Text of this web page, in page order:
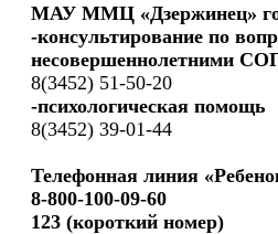
МАУ ММЦ «Дзержинец»
-консультирование по
несовершеннолетними
8(3452) 51-50-20
-психологическая помощь
8(3452) 39-01-44
Телефонная линия
8-800-100-09-60
123 (короткий номер)